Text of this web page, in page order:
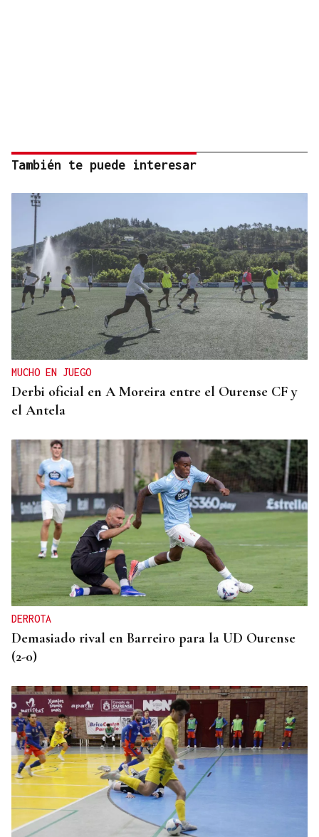
También te puede interesar
MUCHO EN JUEGO
Derbi oficial en A Moreira entre el Ourense CF y
el Antela
DERROTA
Demasiado rival en Barreiro para la UD Ourense
(2-0)